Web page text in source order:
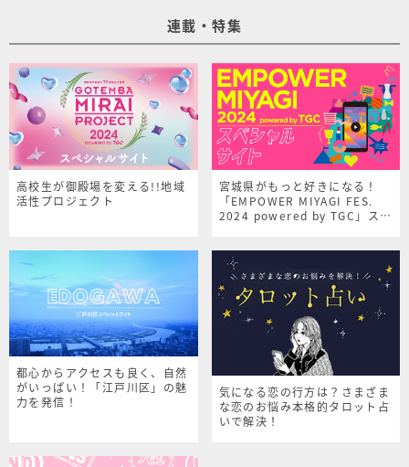
連載・特集
高校生が御殿場を変える!!地域
活性プロジェクト
宮城県がもっと好きになる！
「EMPOWER MIYAGI FES.
2024 powered by TGC」スペ
都心からアクセスも良く、自然
がいっぱい！「江戸川区」の魅
力を発信！
気になる恋の行方は？さまざま
な恋のお悩み本格的タロット占
いで解決！